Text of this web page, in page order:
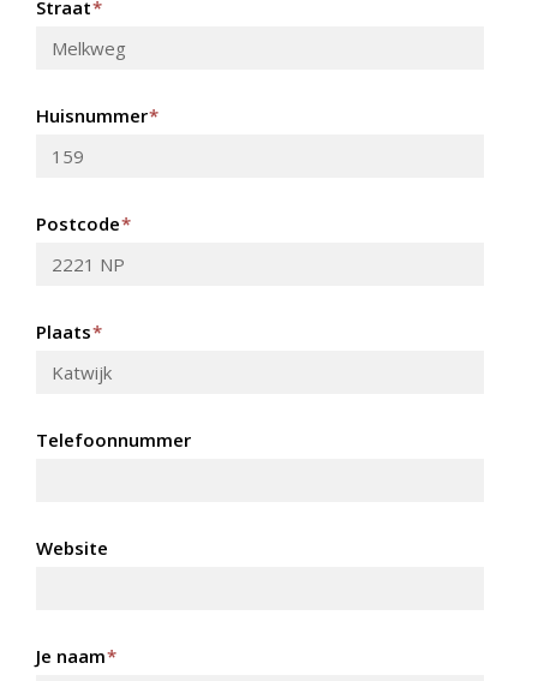
Straat*
Huisnummer*
Postcode*
Plaats*
Telefoonnummer
Website
Je naam*